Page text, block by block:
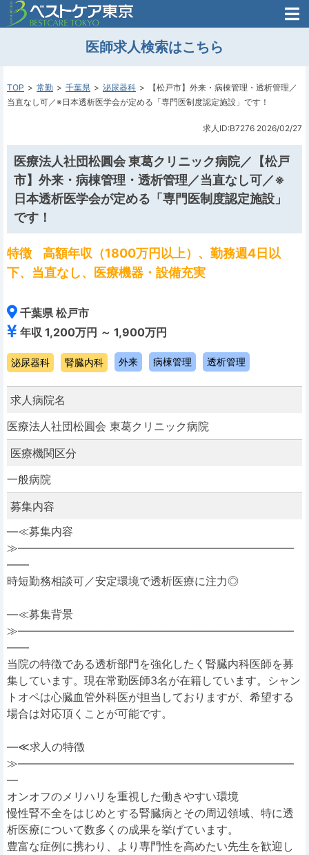
医師がはじめた
医師のための
転職支援
転職支援のお問い合わせ
医師求人検索はこちら
TOP 常勤 千葉県 泌尿器科
【松戸市】外来・病棟管理・透析管理／
当直なし可／※日本透析医学会が定める「専門医制度認定施設」です！
求人ID:B7276 2026/02/27
医療法人社団松圓会 東葛クリニック病院／【松戸
市】外来・病棟管理・透析管理／当直なし可／※
日本透析医学会が定める「専門医制度認定施設」
です！
特徴 高額年収（1800万円以上）、勤務週4日以
下、当直なし、医療機器・設備充実
千葉県 松戸市
年収 1,200万円 ～ 1,900万円
泌尿器科 腎臓内科 外来 病棟管理 透析管理
求人病院名
医療法人社団松圓会 東葛クリニック病院
医療機関区分
一般病院
募集内容
―≪募集内容
≫―――――――――――――――――――――――――
――
時短勤務相談可／安定環境で透析医療に注力◎
―≪募集背景
≫―――――――――――――――――――――――――
――
当院の特徴である透析部門を強化したく腎臓内科医師を募
集しています。現在常勤医師3名が在籍しています。シャン
トオペは心臓血管外科医が担当しておりますが、希望する
場合は対応頂くことが可能です。
―≪求人の特徴
≫―――――――――――――――――――――――――
―
オンオフのメリハリを重視した働きやすい環境
慢性腎不全をはじめとする腎臓病とその周辺領域、特に透
析医療について数多くの成果を挙げています。
豊富な症例に携わり、より専門性を高めたい先生を歓迎し